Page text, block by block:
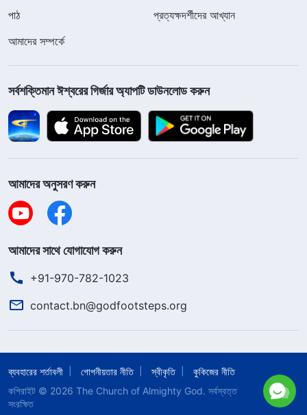
পাঠ
প্রত্যক্ষদর্শীদের আখ্যান
আমাদের সম্পর্কে
সর্বশক্তিমান ঈশ্বরের গির্জার অ্যাপটি ডাউনলোড করুন
আমাদের অনুসরণ করুন
আমাদের সাথে যোগাযোগ করুন
+91-970-782-1023
contact.bn@godfootsteps.org
ব্যবহারের শর্তাবলী গোপনীয়তার নীতি স্বীকৃতি
কুকিজের নীতি
কপিরাইট © 2026 The Church of Almighty God. সর্বস্বত্ত
সংরক্ষিত